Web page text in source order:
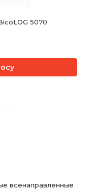
5070
всенаправленные